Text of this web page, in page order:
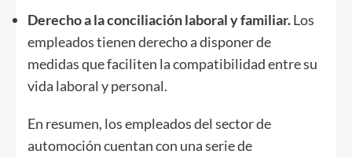
Derecho a la conciliación laboral y familiar.Los
empleados tienen derecho a disponer de
medidas que faciliten la compatibilidad entre su
vida laboral y personal.
En resumen, los empleados del sector de
automoción cuentan con una serie de